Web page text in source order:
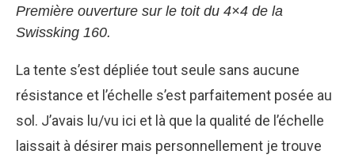
Première ouverture sur le toit du 4×4 de la
Swissking 160.
La tente s’est dépliée tout seule sans aucune
résistance et l’échelle s’est parfaitement posée au
sol. J’avais lu/vu ici et là que la qualité de l’échelle
laissait à désirer mais personnellement je trouve